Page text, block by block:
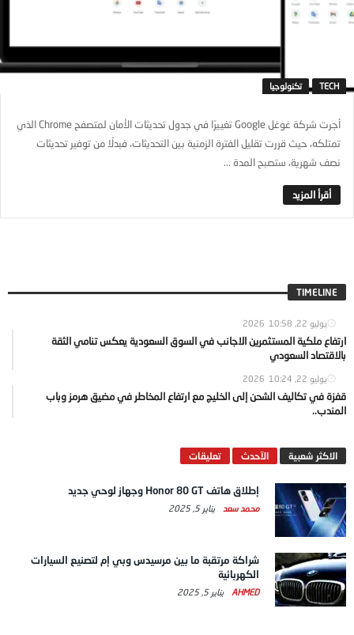
TECH تكنولوجيا
أجرت شركة غوغل Google تغييرًا في جدول تحديثات الأمان لمتصفح Chrome الذي
تمتلكه، حيث قررت تقليل الفترة الزمنية بين التحديثات، فبدلًا من توفير تحديثات
نصف شهرية، ستصبح المدة ...
TIMELINE
يوليو 22, 2026 10:58
ارتفاع ملكية المستثمرين الاجانب في السوق السعودية يعكس تنامي الثقة
بالاقتصاد السعودي
يوليو 22, 2026 10:24
قفزة في تكاليف الشحن إلى الخليج مع ارتفاع المخاطر في مضيق هرمز وباب
المندب..
الاكثر شعبية الآحدث تعليقات
إطلاق هاتف Honor 80 GT وجهاز لوحي جديد
محمد سعد يناير 5, 2025
شراكة مرتقبة ما بين مرسيدس وبي إم لتصنيع السيارات
الكهربائية
AHMED يناير 5, 2025